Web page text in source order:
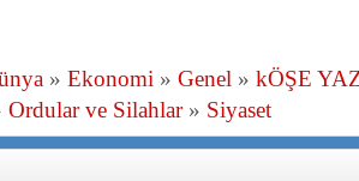
» Ekonomi » Genel » kÖŞE
Ordular ve Silahlar» Siyaset